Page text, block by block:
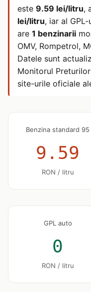
este 9.59 lei/litru,
lei/litru, iar al
are 1 benzinarii
OMV, Rompetrol,
Datele sunt
Monitorul
site-urile oficiale
Benzina standard 95
9.59
RON / litru
GPL auto
0
RON / litru